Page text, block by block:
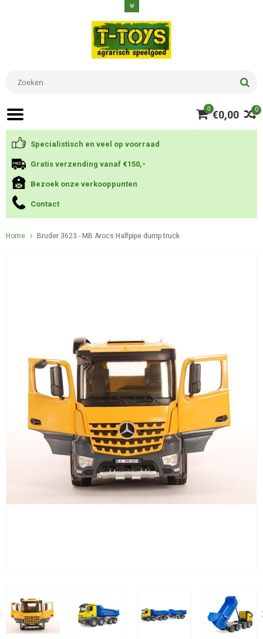
0
0 €0,00
Specialistisch en veel op voorraad
Gratis verzending vanaf €150,-
Bezoek onze verkooppunten
Contact
Home Bruder 3623 - MB Arocs Halfpipe dump truck